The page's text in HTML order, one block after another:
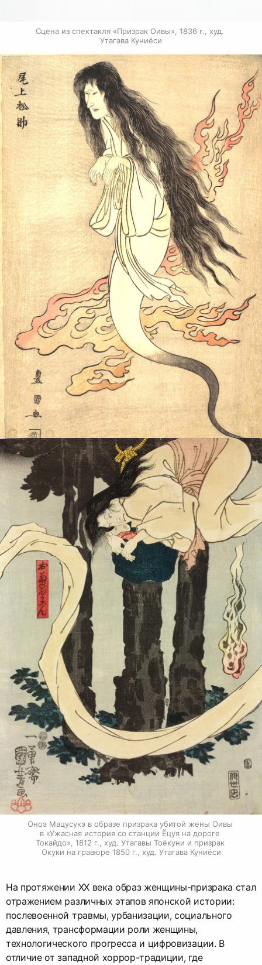
Сцена из спектакля «Призрак Оивы», 1836 г., худ.
Утагава Куниёси
Оноэ Мацусукэ в образе призрака убитой жены Оивы
в «Ужасная история со станции Ёцуя на дороге
Токайдо», 1812 г., худ. Утагавы Тоёкуни и призрак
Окуки на гравюре 1850 г., худ. Утагава Куниёси
На протяжении XX века образ женщины-призрака стал
отражением различных этапов японской истории:
послевоенной травмы, урбанизации, социального
давления, трансформации роли женщины,
технологического прогресса и цифровизации. В
отличие от западной хоррор-традиции, где